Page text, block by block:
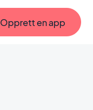
Opprett en app